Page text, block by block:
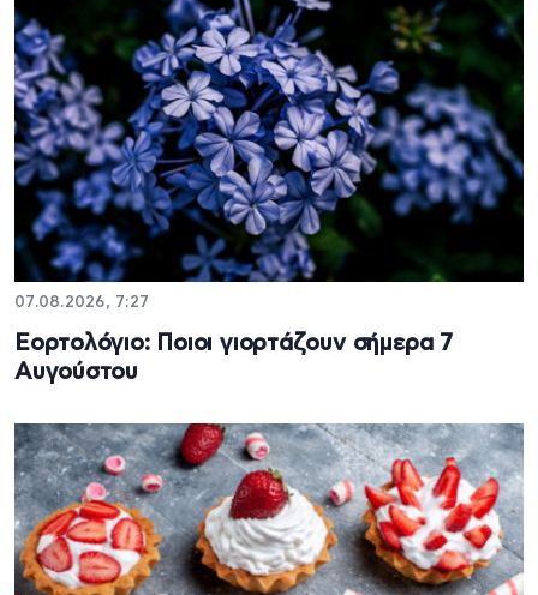
07.08.2026, 7:27
Εορτολόγιο: Ποιοι γιορτάζουν σήμερα 7
Αυγούστου